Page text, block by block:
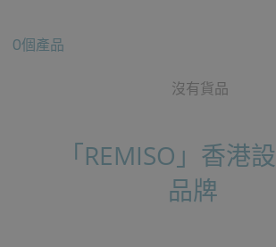
0個產品
沒有貨品
「REMISO」香港
品牌